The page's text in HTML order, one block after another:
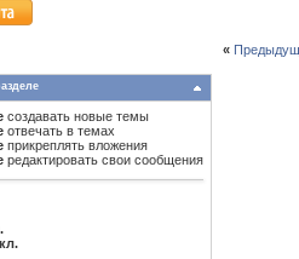
«
создавать новые темы
отвечать в темах
прикреплять вложения
редактировать свои сообщения